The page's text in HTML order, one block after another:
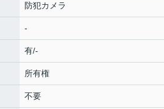
防犯カメラ
-
有/-
所有権
不要